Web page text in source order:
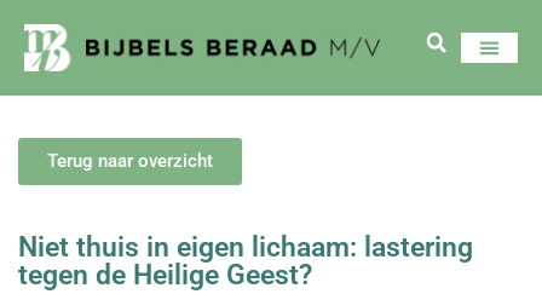
Terug naar overzicht
Niet thuis in eigen lichaam: lastering
tegen de Heilige Geest?